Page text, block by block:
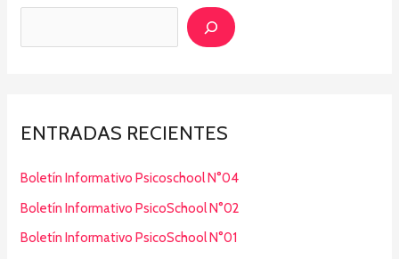
ENTRADAS RECIENTES
Boletín Informativo Psicoschool N°04
Boletín Informativo PsicoSchool N°02
Boletín Informativo PsicoSchool N°01